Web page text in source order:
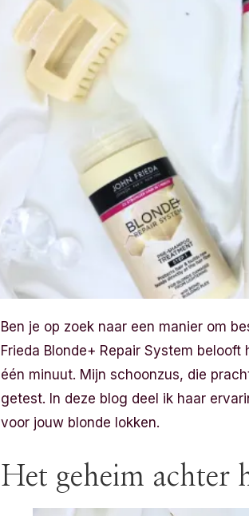
Ben je op zoek naar een manier om
Frieda Blonde+ Repair System
één minuut. Mijn schoonzus, die
getest. In deze blog deel ik haar
voor jouw blonde lokken.
Het geheim achter